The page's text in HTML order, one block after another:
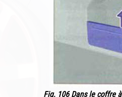
Fig. 106 Dans le coffre